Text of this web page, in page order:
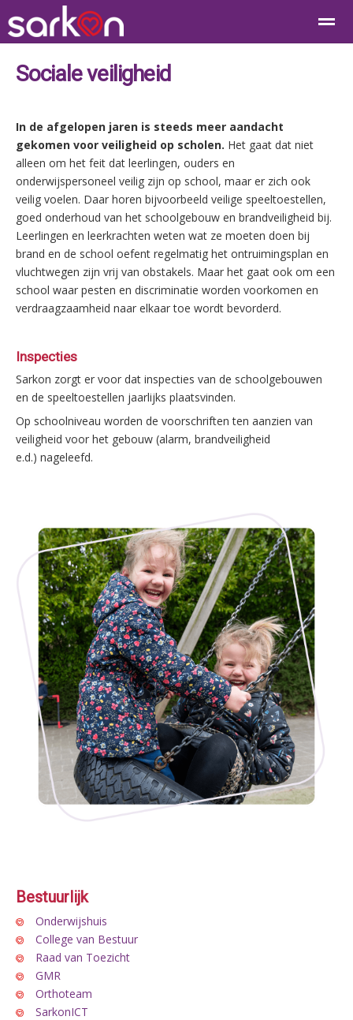
Home Bellen Contact E-mail
Sociale veiligheid
In de afgelopen jaren is steeds meer aandacht
gekomen voor veiligheid op scholen. Het gaat dat niet
alleen om het feit dat leerlingen, ouders en
onderwijspersoneel veilig zijn op school, maar er zich ook
veilig voelen. Daar horen bijvoorbeeld veilige speeltoestellen,
goed onderhoud van het schoolgebouw en brandveiligheid bij.
Leerlingen en leerkrachten weten wat ze moeten doen bij
brand en de school oefent regelmatig het ontruimingsplan en
vluchtwegen zijn vrij van obstakels. Maar het gaat ook om een
school waar pesten en discriminatie worden voorkomen en
verdraagzaamheid naar elkaar toe wordt bevorderd.
Inspecties
Sarkon zorgt er voor dat inspecties van de schoolgebouwen
en de speeltoestellen jaarlijks plaatsvinden.
Op schoolniveau worden de voorschriften ten aanzien van
veiligheid voor het gebouw (alarm, brandveiligheid
e.d.) nageleefd.
Bestuurlijk
Onderwijshuis
College van Bestuur
Raad van Toezicht
GMR
Orthoteam
SarkonICT